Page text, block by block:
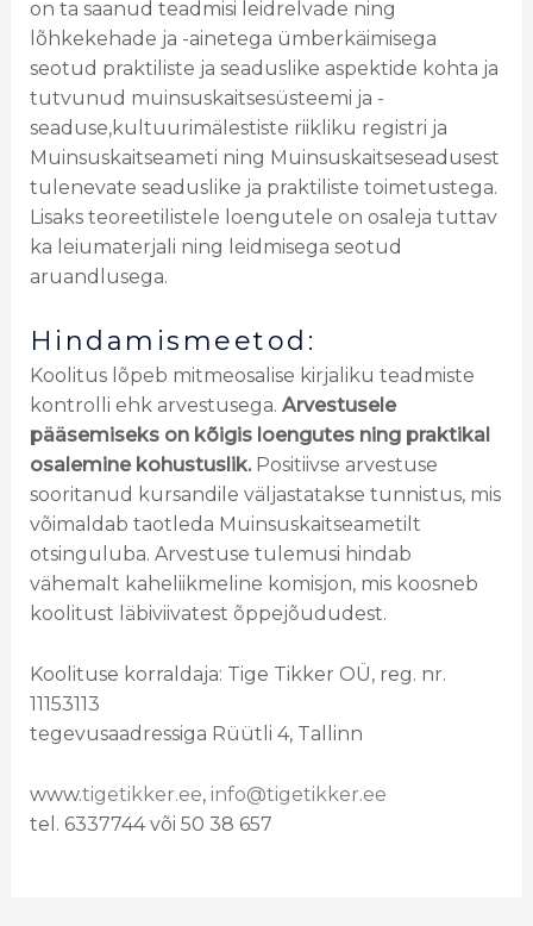
on ta saanud teadmisi leidrelvade ning
lõhkekehade ja -ainetega ümberkäimisega
seotud praktiliste ja seaduslike aspektide kohta ja
tutvunud muinsuskaitsesüsteemi ja -
seaduse,kultuurimälestiste riikliku registri ja
Muinsuskaitseameti ning Muinsuskaitseseadusest
tulenevate seaduslike ja praktiliste toimetustega.
Lisaks teoreetilistele loengutele on osaleja tuttav
ka leiumaterjali ning leidmisega seotud
aruandlusega.
Hindamismeetod:
Koolitus lõpeb mitmeosalise kirjaliku teadmiste
kontrolli ehk arvestusega. Arvestusele
pääsemiseks on kõigis loengutes ning praktikal
osalemine kohustuslik.Positiivse arvestuse
sooritanud kursandile väljastatakse tunnistus, mis
võimaldab taotleda Muinsuskaitseametilt
otsinguluba. Arvestuse tulemusi hindab
vähemalt kaheliikmeline komisjon, mis koosneb
koolitust läbiviivatest õppejõududest.
Koolituse korraldaja: Tige Tikker OÜ, reg. nr.
11153113
tegevusaadressiga Rüütli 4, Tallinn
www.tigetikker.ee, info@tigetikker.ee
tel. 6337744 või 50 38 657